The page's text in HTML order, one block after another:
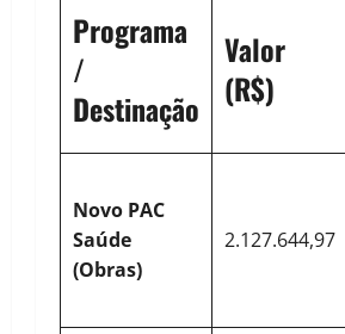
Programa
/
Destinação
Valor
(R$)
Novo PAC
Saúde
(Obras)
2.127.644,97